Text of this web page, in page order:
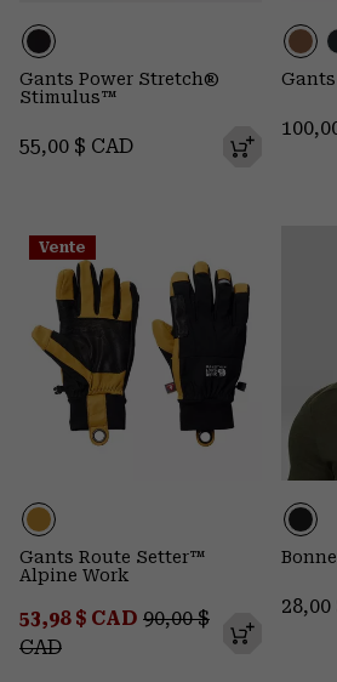
Gants Power Stretch®
Stimulus™
Regular price:
55,00 $ CAD
Vente
Gants Route Setter™
Alpine Work
Sale price:
53,98 $ CAD Regular price:
90,00 $
CAD
28,00